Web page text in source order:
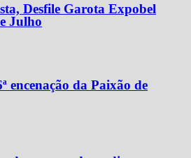
Desfile Garota Expobel
Julho
encenação da Paixão de